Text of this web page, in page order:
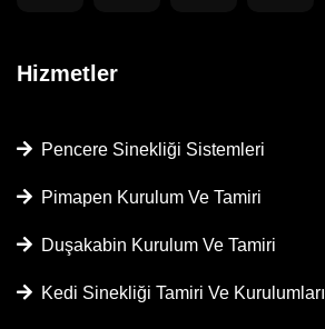
Hizmetler
Pencere Sinekliği Sistemleri
Pimapen Kurulum Ve Tamiri
Duşakabin Kurulum Ve Tamiri
Kedi Sinekliği Tamiri Ve Kurulumları